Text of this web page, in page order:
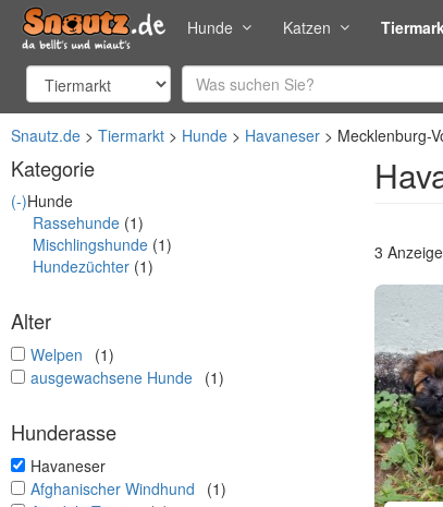
Hunde Katzen
Snautz.de Tiermarkt Hunde Havaneser Mecklenburg-
Kategorie
(-)Hunde
Rassehunde (1)
Mischlingshunde (1)
Hundezüchter (1)
Alter
undefined
Welpen
(1)
undefined
ausgewachsene Hunde (1)
Hunderasse
undefined
Havaneser
undefined
Afghanischer Windhund
(1)
3